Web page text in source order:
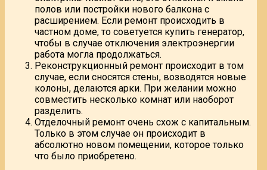
полов или постройки нового балкона с
расширением. Если ремонт происходить в
частном доме, то советуется купить генератор,
чтобы в случае отключения электроэнергии
работа могла продолжаться.
Реконструкционный ремонт происходит в том
случае, если сносятся стены, возводятся новые
колоны, делаются арки. При желании можно
совместить несколько комнат или наоборот
разделить.
Отделочный ремонт очень схож с капитальным.
Только в этом случае он происходит в
абсолютно новом помещении, которое только
что было приобретено.